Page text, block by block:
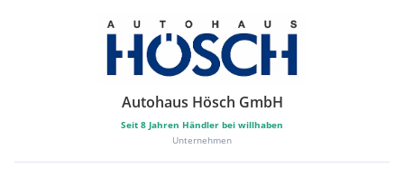
Autohaus Hösch GmbH
Seit 8 Jahren Händler bei willhaben
Unternehmen